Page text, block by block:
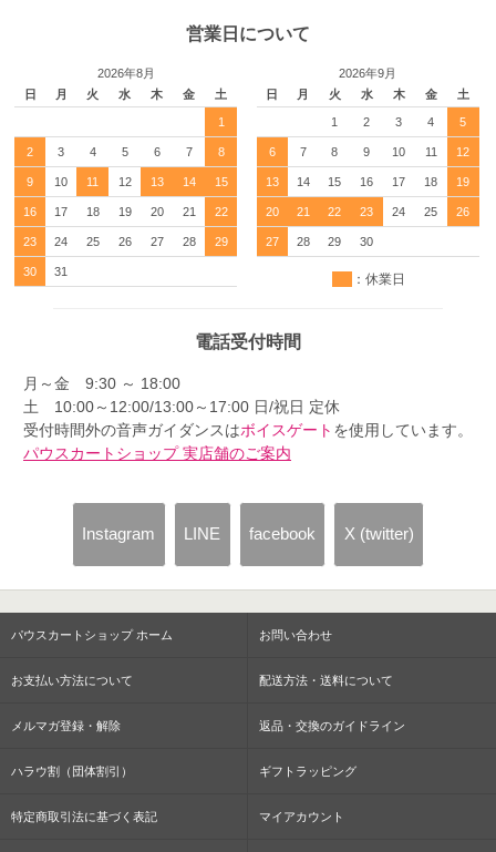
営業日について
2026年8月
日
月 火 水 木 金 土
1
2 3 4 5 6 7 8
9 10 11 12 13 14 15
16 17 18 19 20 21 22
23 24 25 26 27 28 29
30 31
2026年9月
日
月 火 水 木 金 土
1 2 3 4 5
6 7 8 9 10 11 12
13 14 15 16 17 18 19
20 21 22 23 24 25 26
27 28 29 30
：休業日
電話受付時間
月～金 9:30 ～ 18:00
土 10:00～12:00/13:00～17:00 日/祝日 定休
受付時間外の音声ガイダンスはボイスゲート を使用しています。
パウスカートショップ 実店舗のご案内
Instagram LINE facebook X (twitter)
パウスカートショップ ホーム お問い合わせ
お支払い方法について 配送方法・送料について
メルマガ登録・解除 返品・交換のガイドライン
ハラウ割（団体割引） ギフトラッピング
特定商取引法に基づく表記 マイアカウント